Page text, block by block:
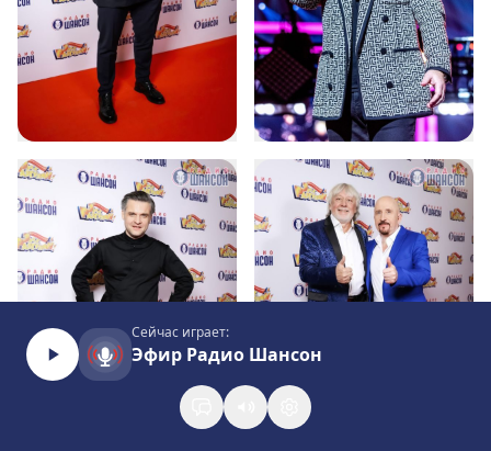
Сейчас играет:
Эфир Радио Шансон